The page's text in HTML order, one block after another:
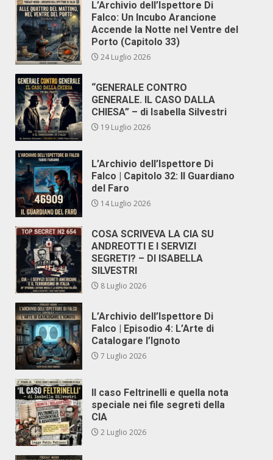
L’Archivio dell’Ispettore Di
Falco: Un Incubo Arancione
Accende la Notte nel Ventre del
Porto (Capitolo 33)
24 Luglio 2026
“GENERALE CONTRO
GENERALE. IL CASO DALLA
CHIESA” – di Isabella Silvestri
19 Luglio 2026
L’Archivio dell’Ispettore Di
Falco | Capitolo 32: Il Guardiano
del Faro
14 Luglio 2026
COSA SCRIVEVA LA CIA SU
ANDREOTTI E I SERVIZI
SEGRETI? – DI ISABELLA
SILVESTRI
8 Luglio 2026
L’Archivio dell’Ispettore Di
Falco | Episodio 4: L’Arte di
Catalogare l’Ignoto
7 Luglio 2026
Il caso Feltrinelli e quella nota
speciale nei file segreti della
CIA
2 Luglio 2026